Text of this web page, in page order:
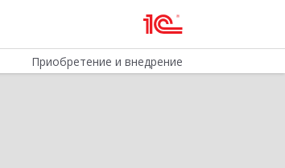
Приобретение и внедрение